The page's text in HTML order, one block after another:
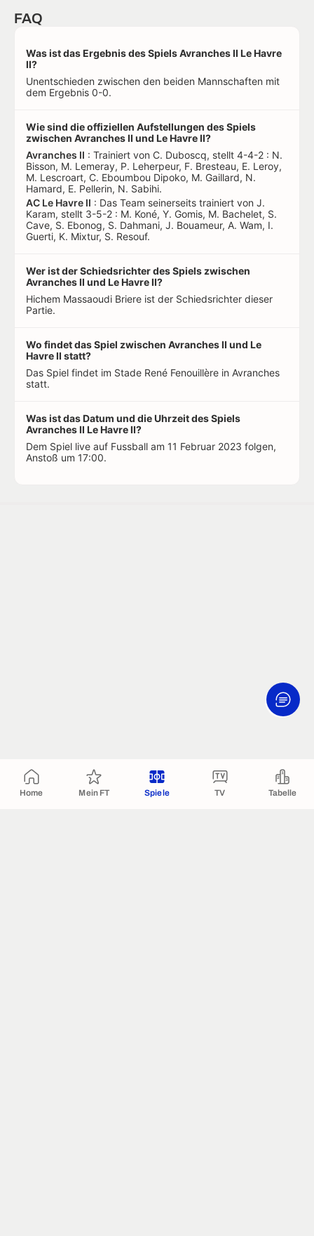
Home Mein FT Spiele TV Tabelle
FAQ
Was ist das Ergebnis des Spiels Avranches II Le Havre
II?
Unentschieden zwischen den beiden Mannschaften mit
dem Ergebnis 0-0.
Wie sind die offiziellen Aufstellungen des Spiels
zwischen Avranches II und Le Havre II?
Avranches II : Trainiert von C. Duboscq, stellt 4-4-2 : N.
Bisson, M. Lemeray, P. Leherpeur, F. Bresteau, E. Leroy,
M. Lescroart, C. Eboumbou Dipoko, M. Gaillard, N.
Hamard, E. Pellerin, N. Sabihi.
AC Le Havre II : Das Team seinerseits trainiert von J.
Karam, stellt 3-5-2 : M. Koné, Y. Gomis, M. Bachelet, S.
Cave, S. Ebonog, S. Dahmani, J. Bouameur, A. Wam, I.
Guerti, K. Mixtur, S. Resouf.
Wer ist der Schiedsrichter des Spiels zwischen
Avranches II und Le Havre II?
Hichem Massaoudi Briere ist der Schiedsrichter dieser
Partie.
Wo findet das Spiel zwischen Avranches II und Le
Havre II statt?
Das Spiel findet im Stade René Fenouillère in Avranches
statt.
Was ist das Datum und die Uhrzeit des Spiels
Avranches II Le Havre II?
Dem Spiel live auf Fussball am 11 Februar 2023 folgen,
Anstoß um 17:00.